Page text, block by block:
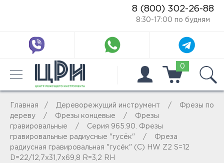
8 (800) 302-26-88
8:30-17:00 по будням
0
Главная Дереворежущий инструмент
Фрезы по
дереву
Фрезы концевые
Фрезы
гравировальные
Серия 965.90. Фрезы
гравировальные радиусные "гусёк"
Фреза
радиусная гравировальная "гусёк" (C) HW Z2 S=12
D=22/12,7x31,7x69,8 R=3,2 RH